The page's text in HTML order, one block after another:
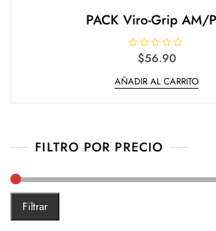
PACK Viro-Grip AM/
o
r
d
d
$56.90
AÑADIR AL CARRITO
FILTRO POR PRECIO
Filtrar